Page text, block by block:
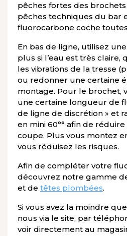
pêches fortes des
pêches techniques du bar
fluorocarbone coche
En bas de ligne, utilisez
plus si l’eau est très claire,
les vibrations de la tresse
ou redonner une certaine
montage. Pour le brochet,
une certaine longueur de
de ligne de discrétion » et
en mini 60°° afin de
coupe. Plus vous montez
vous réduisez les risques.
Afin de compléter votre
découvrez notre gamme
et de têtes plombées.
Si vous avez la moindre
nous via le site, par
voir directement au